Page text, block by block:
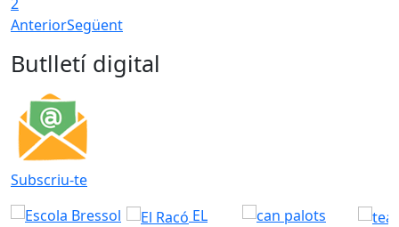
AnteriorSegüent
Butlletí digital
Subscriu-te
EL